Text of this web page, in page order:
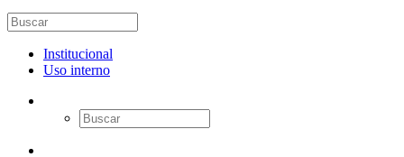
Institucional
Uso interno